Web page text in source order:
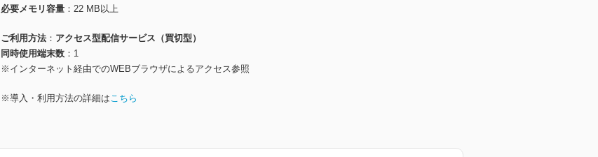
必要メモリ容量
22 MB以上
ご利用方法
アクセス型配信サービス（買切型）
同時使用端末数
1
※インターネット経由でのWEBブラウザによるアクセス参照
※導入・利用方法の詳細はこちら